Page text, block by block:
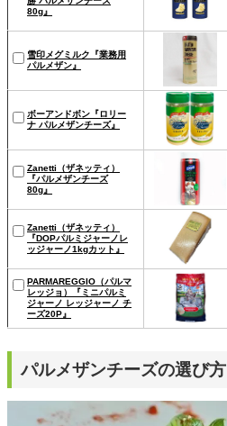
80g』
雪印メグミルク『業務用
パルメザン』
ボーアンドボン『ロリー
ナ パルメザンチーズ』
Zanetti（ザネッティ）
『パルメザンチーズ
80g』
Zanetti（ザネッティ）
『DOPパルミジャーノレ
ッジャーノ1kgカット』
PARMAREGGIO（パルマ
レッジョ）『ミニパルミ
ジャーノ レッジャーノ チ
ーズ20P』
パルメザンチーズの選び方